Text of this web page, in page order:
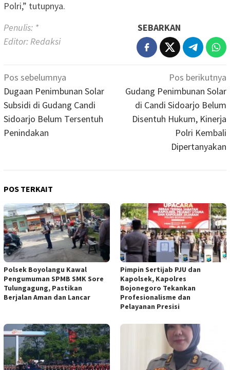
Polri,” tutupnya.
Penulis: *
Editor: Redaksi
SEBARKAN
Navigasi
pos
Pos sebelumnya
Dugaan Penimbunan Solar
Subsidi di Gudang Candi
Sidoarjo Belum Tersentuh
Penindakan
Pos berikutnya
Gudang Penimbunan Solar
di Candi Sidoarjo Belum
Disentuh Hukum, Kinerja
Polri Kembali
Dipertanyakan
POS TERKAIT
Polsek Boyolangu Kawal
Pengumuman SPMB SMK Sore
Tulungagung, Pastikan
Berjalan Aman dan Lancar
Pimpin Sertijab PJU dan
Kapolsek, Kapolres
Bojonegoro Tekankan
Profesionalisme dan
Pelayanan Presisi